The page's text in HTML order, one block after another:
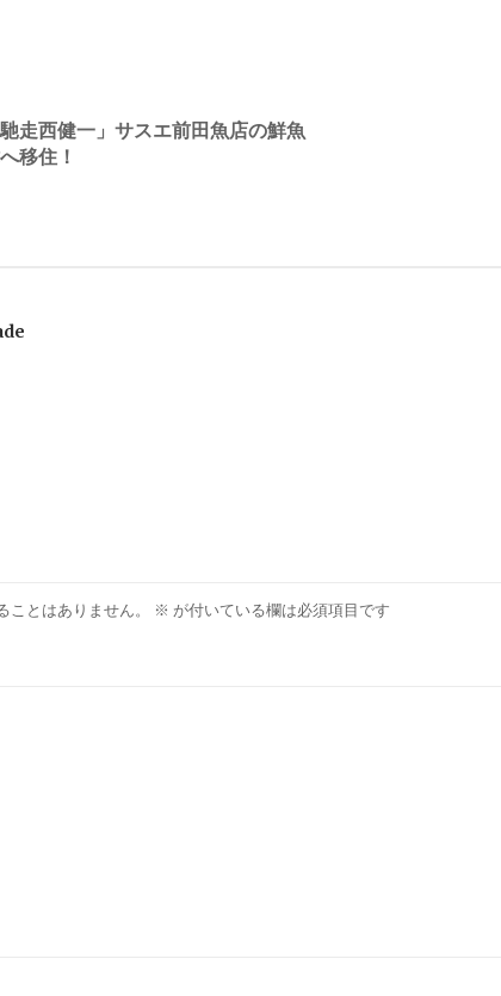
走西健一」サスエ前田魚店の鮮魚
移住！
とはありません。 ※ が付いている欄は必須項目です